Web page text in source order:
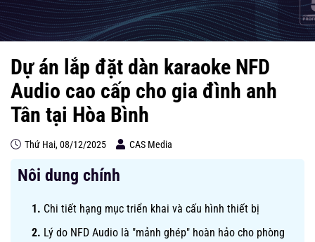
Dự án lắp đặt dàn karaoke NFD
Audio cao cấp cho gia đình anh
Tân tại Hòa Bình
Thứ Hai, 08/12/2025 CAS Media
Nôi dung chính
Chi tiết hạng mục triển khai và cấu hình thiết bị
Lý do NFD Audio là "mảnh ghép" hoàn hảo cho phòng